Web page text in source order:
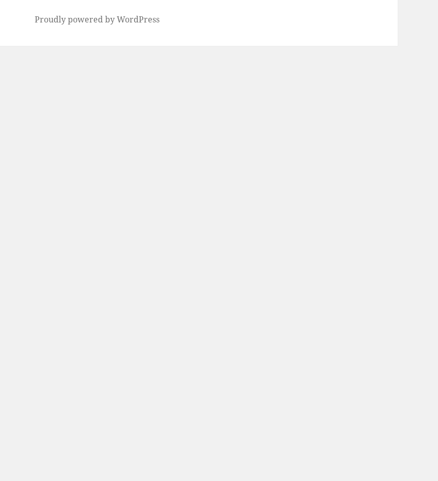
Proudly powered by WordPress